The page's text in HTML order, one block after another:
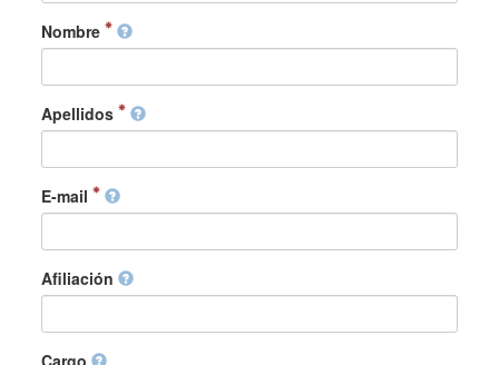
Nombre
Apellidos
E-mail
Afiliación
Cargo